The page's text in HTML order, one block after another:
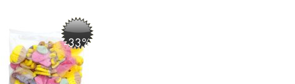
ÖNSKELISTAN
JÄMFÖR
-33%